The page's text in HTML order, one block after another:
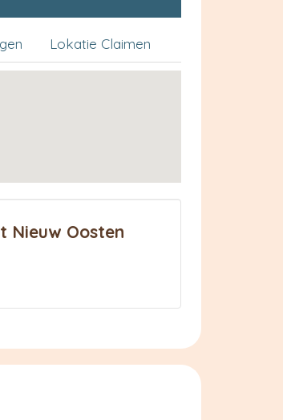
Lokatie Claimen
Nieuw Oosten